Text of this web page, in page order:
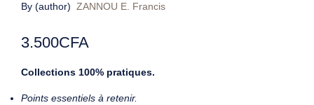
By (author) ZANNOU E. Francis
3.500CFA
Collections 100% pratiques.
Points essentiels à retenir.